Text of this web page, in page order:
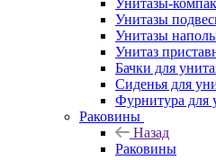
Унитазы-
Унитазы
Унитазы
Унитаз
Бачки для
Сиденья для
Фурнитура для
Раковины
Назад
Раковины